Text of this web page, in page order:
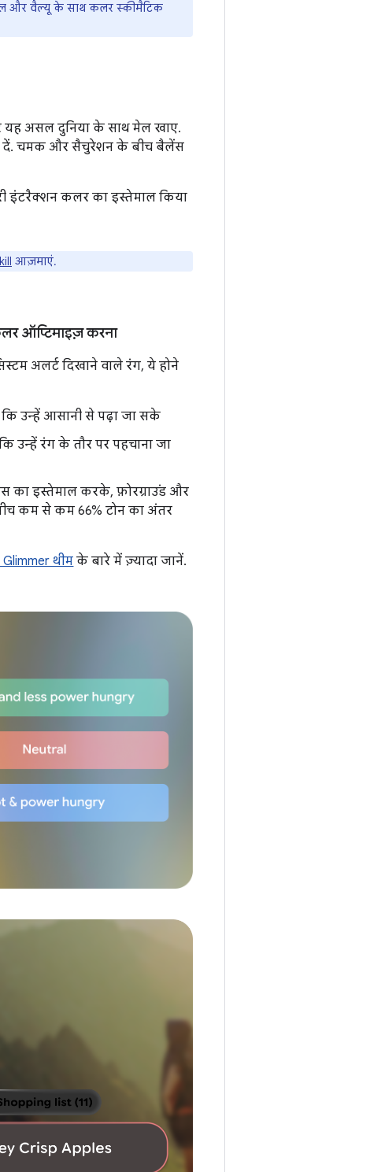
और वैल्यू के साथ कलर स्कीमैटिक
असल दुनिया के साथ मेल खाए.
दें. चमक और सैचुरेशन के बीच बैलेंस
इंटरैक्शन कलर का इस्तेमाल किया
आज़माएं.
ऑप्टिमाइज़ करना
अलर्ट दिखाने वाले रंग, ये होने
उन्हें आसानी से पढ़ा जा सके
उन्हें रंग के तौर पर पहचाना जा
का इस्तेमाल करके, फ़ोरग्राउंड और
कम से कम 66% टोन का अंतर
थीमके बारे में ज़्यादा जानें.